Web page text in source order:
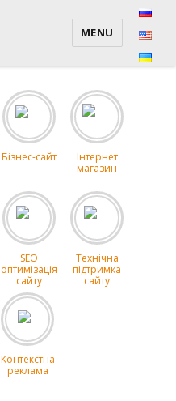
MENU
Бізнес-сайт
Інтернет
магазин
SEO
оптимізація
сайту
Технічна
підтримка
сайту
Контекстна
реклама